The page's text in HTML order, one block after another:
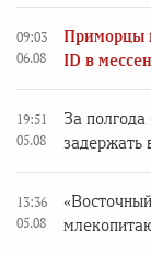
09:03
06.08
Приморцы
ID в
19:51
05.08
За полгода
задержать
13:36
05.08